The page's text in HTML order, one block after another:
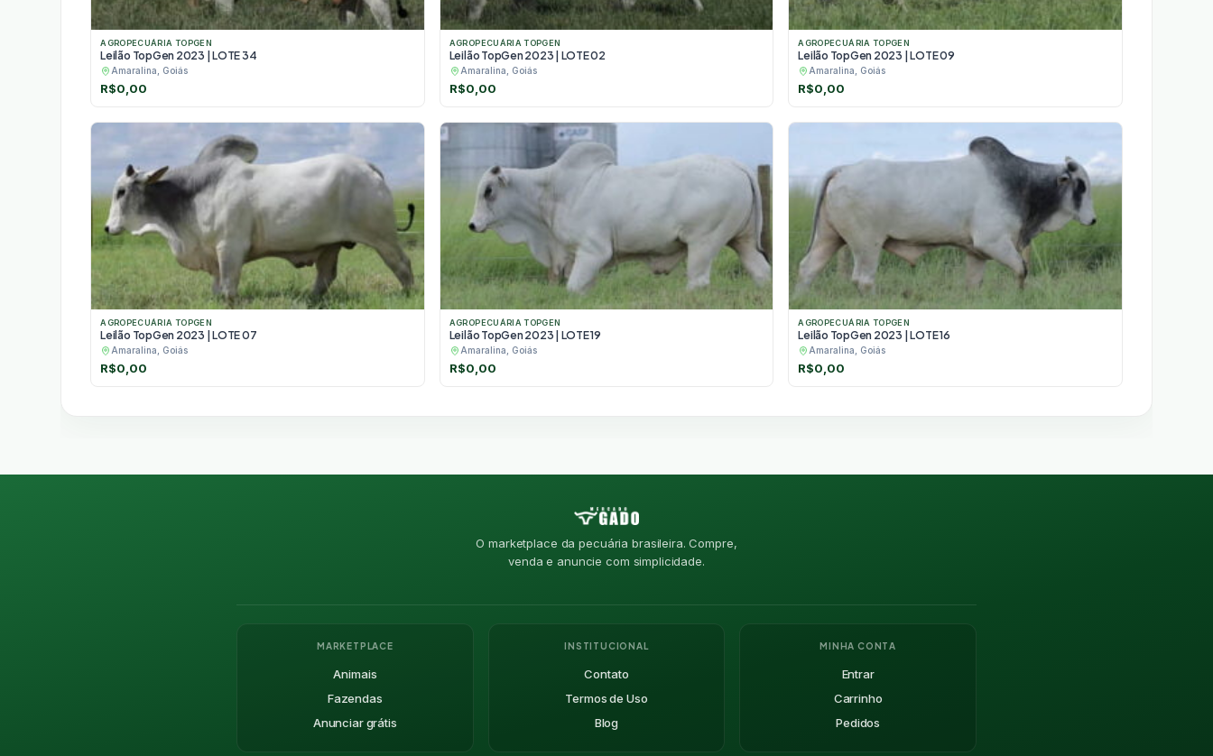
AGROPECUÁRIA TOPGEN
Leilão TopGen 2023 | LOTE 34
Amaralina, Goiás
R$0,00
AGROPECUÁRIA TOPGEN
Leilão TopGen 2023 | LOTE 02
Amaralina, Goiás
R$0,00
AGROPECUÁRIA TOPGEN
Leilão TopGen 2023 | LOTE 09
Amaralina, Goiás
R$0,00
AGROPECUÁRIA TOPGEN
Leilão TopGen 2023 | LOTE 07
Amaralina, Goiás
R$0,00
AGROPECUÁRIA TOPGEN
Leilão TopGen 2023 | LOTE 19
Amaralina, Goiás
R$0,00
AGROPECUÁRIA TOPGEN
Leilão TopGen 2023 | LOTE 16
Amaralina, Goiás
R$0,00
O marketplace da pecuária brasileira. Compre,
venda e anuncie com simplicidade.
MARKETPLACE
Animais
Fazendas
Anunciar grátis
INSTITUCIONAL
Contato
Termos de Uso
Blog
MINHA CONTA
Entrar
Carrinho
Pedidos